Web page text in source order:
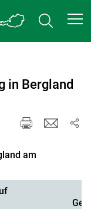
in Bergland
am